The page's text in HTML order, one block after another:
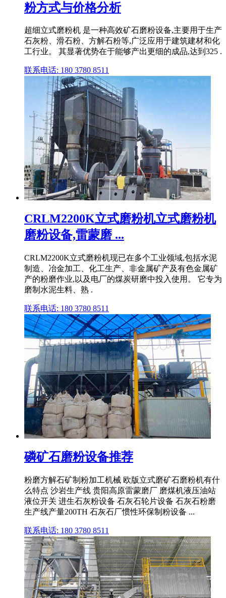
粉方式与价格分析
超细立式磨粉机 是一种高效矿石磨粉设备,主要用于生产
石灰粉、滑石粉、方解石粉等,广泛应用于建筑建材和化
工行业。 其显著优势在于能够产出更细的成品,达到325 .
联系电话: 180 3780 8511
CRLM2200K立式磨粉机立式磨粉机
磨粉设备,雷蒙磨 ...
CRLM2200K立式磨粉机现已在多个工业领域,包括水泥
制造、冶金加工、化工生产、非金属矿产及有色金属矿
产的粉磨作业,以及电厂的煤炭研磨中投入使用。 它专为
磨制水泥生料、熟 .
联系电话: 180 3780 8511
磷矿石磨粉设备推荐
粉磨方解石矿制粉加工机械 欧版立式磨矿石磨粉机有什
么特点 沙岩生产线 贵阳高原雷蒙磨厂 磨煤机液压油站
液位开关 进生石灰粉设备 石灰石轮片设备 石灰石粉磨
生产线产量200TH 石灰石厂惯性环保制粉设备 ...
联系电话: 180 3780 8511